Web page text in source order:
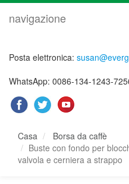
navigazione
Posta elettronica:
WhatsApp: 0086-134-1243-
Casa
Borsa da caffè
Buste con fondo per
valvola e cerniera a strappo